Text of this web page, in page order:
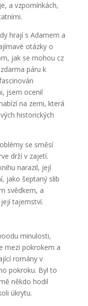
a vzpomínkách,
hrají s Adamem a
otázky o
jak se mohou cz
páru k
jsem ocenil
na zemi, která
historických
se směsí
drží v zajetí.
narazil, její
jako šeptaný slib
svědkem, a
tajemství.
minulosti,
mezi pokrokem a
romány v
pokroku. Byl to
někdo hodil
úkrytu.